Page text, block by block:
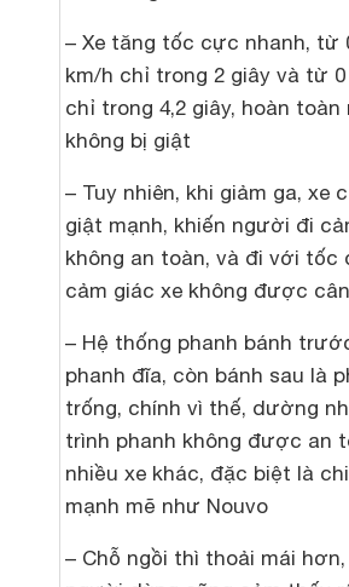
– Xe tăng tốc cực nhanh, từ
km/h chỉ trong 2 giây và từ 0
chỉ trong 4,2 giây, hoàn
không bị giật
– Tuy nhiên, khi giảm ga, xe
giật mạnh, khiến người đi
không an toàn, và đi với tốc
cảm giác xe không được
– Hệ thống phanh bánh
phanh đĩa, còn bánh sau là
trống, chính vì thế, dường
trình phanh không được an
nhiều xe khác, đặc biệt là
mạnh mẽ như Nouvo
– Chỗ ngồi thì thoải mái